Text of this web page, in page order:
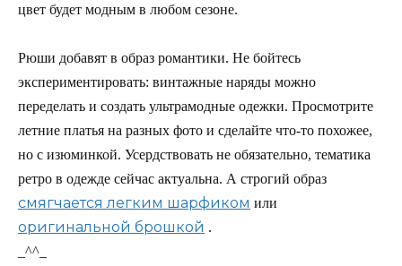
цвет будет модным в любом сезоне.
Рюши добавят в образ романтики. Не бойтесь
экспериментировать: винтажные наряды можно
переделать и создать ультрамодные одежки. Просмотрите
летние платья на разных фото и сделайте что-то похожее,
но с изюминкой. Усердствовать не обязательно, тематика
ретро в одежде сейчас актуальна. А строгий образ
смягчается легким шарфиком или
оригинальной брошкой .
_^^_